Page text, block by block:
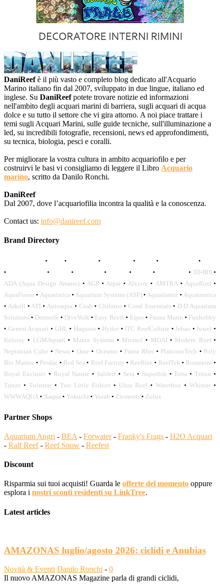
DaniReefè il più vasto e completo blog dedicato all'Acquario
Marino italiano fin dal 2007, sviluppato in due lingue, italiano ed
inglese. Su DaniReefpotete trovare notizie ed informazioni
nell'ambito degli acquari marini di barriera, sugli acquari di acqua
dolce e su tutto il settore che vi gira attorno. A noi piace trattare i
temi sugli Acquari Marini, sulle guide tecniche, sull'illuminazione a
led, su incredibili fotografie, recensioni, news ed approfondimenti,
su tecnica, biologia, pesci e coralli.
Per migliorare la vostra cultura in ambito acquariofilo e per
costruirvi le basi vi consigliamo di leggere il Libro Acquario
marino, scritto da Danilo Ronchi.
DaniReef
Dal 2007, dove l’acquariofilia incontra la qualità e la conoscenza.
Contact us: info@danireef.com
Brand Directory
• • • • • •
•
• • • • • • 3D-IRS •
ADA (Aqua Design Amano) • AGP• Aipai • Alxyon • AMTRA• Aquaflora •
AquaForest • Aquaristica • Aquarium Systems (ASF)• Aquatlantis • Aquatronica
• Askoll • ATI • Autoaqua • Ceab • Chihiros • Coral Essentials• D-D Aquarium
Solutions • Dennerle • DiveVolk • Easy Reefs• Equo • Fauna Marin • Funhobby
• Genesi Acquari • GHL • Haquoss• Hydor • ITC ReefCulture •Jebao •Juwel •
Keloray • LGMAquari • Manta Systems• Micmol • MOAI • Modern Reef•
Neptunian Cube • Newa • Oase • Oceamo • Panta Rhei • PlanctonTech • Poly
Bio Marine • Prodac • Red Sea • Reef Factory • Reefline • ReefTek • Rossmont •
Royal Exclusiv • Royal Nature • Salifert • Sera • Superfish •Tetra •Triton •
Tunze • Twinstar • Two Little Fishies • Ultra Reef • Waterbox • Whimar •
WWWAQUA• Xaqua • Yokuchi • Yorah • Zlements • Zolux
Partner Shops
Aquarium Angri - BEA - Forwater- Franky's Frags - H2O Acquari
- Ralf Reef- Reef Snow - Reefest
Discount
Risparmia sui tuoi acquisti! Guarda le offerte del momento oppure
esplora i nostri sconti residenti su LinkTree.
Latest articles
AMAZONAS luglio/agosto 2026: ciclidi e Anubias
Novità & Eventi Danilo Ronchi - 0
Il nuovo AMAZONAS Magazine parla di grandi ciclidi,